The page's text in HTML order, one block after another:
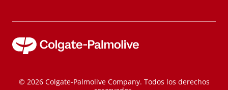
© 2026 Colgate-Palmolive Company. Todos los derechos